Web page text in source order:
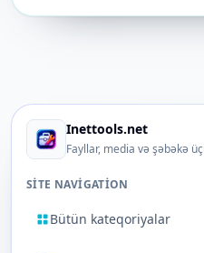
Inettools.net
Fayllar, media və şəbəkə
SITE NAVIGATION
Bütün kateqoriyalar